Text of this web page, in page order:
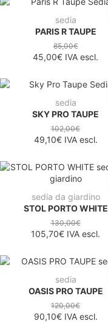
sedia
PARIS R TAUPE
85,00€
45,00€ IVA escl.
sedia
SKY PRO TAUPE
102,00€
49,10€IVA escl.
sedia da giardino
STOL PORTO WHITE
130,00€
105,70€ IVA escl.
sedia
OASIS PRO TAUPE
120,00€
90,10€IVA escl.